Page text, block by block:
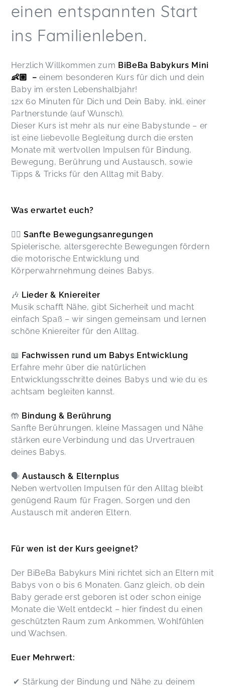
einen entspannten Start
ins Familienleben.
Herzlich Willkommen zum BiBeBa Babykurs Mini
👶🏼 – einem besonderen Kurs für dich und dein
Baby im ersten Lebenshalbjahr!
12x 60 Minuten für Dich und Dein Baby, inkl. einer
Partnerstunde (auf Wunsch).
Dieser Kurs ist mehr als nur eine Babystunde – er
ist eine liebevolle Begleitung durch die ersten
Monate mit wertvollen Impulsen für Bindung,
Bewegung, Berührung und Austausch, sowie
Tipps & Tricks für den Alltag mit Baby.
Was erwartet euch?
🤸‍♀️ Sanfte Bewegungsanregungen
Spielerische, altersgerechte Bewegungen fördern
die motorische Entwicklung und
Körperwahrnehmung deines Babys.
🎶 Lieder & Kniereiter
Musik schafft Nähe, gibt Sicherheit und macht
einfach Spaß – wir singen gemeinsam und lernen
schöne Kniereiter für den Alltag.
📖 Fachwissen rund um Babys Entwicklung
Erfahre mehr über die natürlichen
Entwicklungsschritte deines Babys und wie du es
achtsam begleiten kannst.
🤲 Bindung & Berührung
Sanfte Berührungen, kleine Massagen und Nähe
stärken eure Verbindung und das Urvertrauen
deines Babys.
🗣️ Austausch & Elternplus
Neben wertvollen Impulsen für den Alltag bleibt
genügend Raum für Fragen, Sorgen und den
Austausch mit anderen Eltern.
Für wen ist der Kurs geeignet?
Der BiBeBa Babykurs Mini richtet sich an Eltern mit
Babys von 0 bis 6 Monaten. Ganz gleich, ob dein
Baby gerade erst geboren ist oder schon einige
Monate die Welt entdeckt – hier findest du einen
geschützten Raum zum Ankommen, Wohlfühlen
und Wachsen.
Euer Mehrwert:
✔ Stärkung der Bindung und Nähe zu deinem